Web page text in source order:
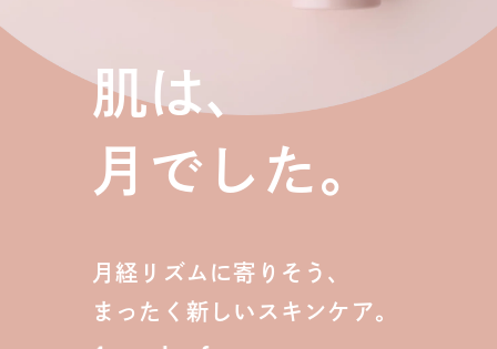
肌は、
月でした。
月経リズムに寄りそう、
まったく新しいスキンケア。